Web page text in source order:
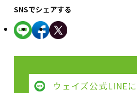
SNSでシェアする
ウェイズ公式LINE